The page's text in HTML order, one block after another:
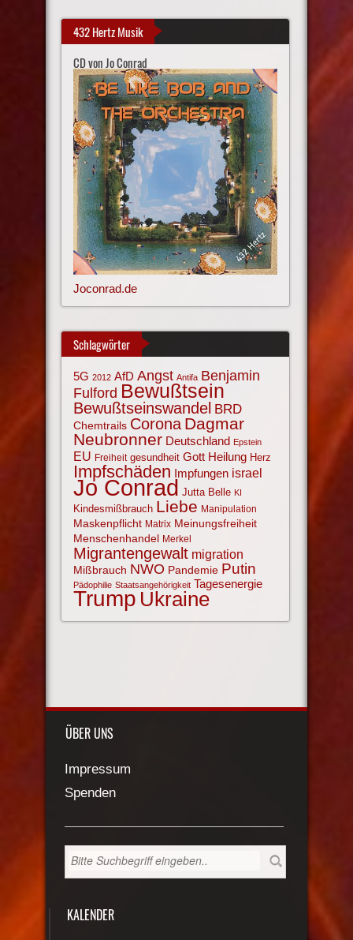
432 Hertz Musik
CD von Jo Conrad
Joconrad.de
Schlagwörter
5G 2012 AfD Angst Antifa Benjamin
Fulford Bewußtsein
Bewußtseinswandel BRD
Chemtrails Corona Dagmar
Neubronner Deutschland Epstein
EU Freiheit gesundheit Gott Heilung Herz
Impfschäden Impfungen israel
Jo Conrad Jutta Belle KI
Kindesmißbrauch Liebe Manipulation
Maskenpflicht Matrix Meinungsfreiheit
Menschenhandel Merkel
Migrantengewalt migration
Mißbrauch NWO Pandemie Putin
Pädophilie Staatsangehörigkeit Tagesenergie
Trump Ukraine
ÜBER UNS
Impressum
Spenden
KALENDER